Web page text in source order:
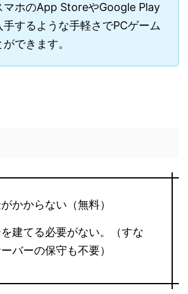
マホのApp StoreやGoogle Play
手するような手軽さでPCゲーム
できます。
かからない（無料）
建てる必要がない。（すな
バーの保守も不要）